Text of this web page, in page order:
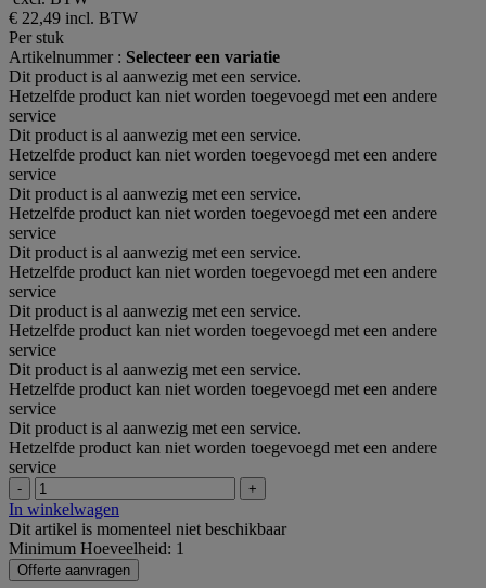
€ 22,49 incl. BTW
Per stuk
Artikelnummer : Selecteer een variatie
Dit product is al aanwezig met een service.
Hetzelfde product kan niet worden toegevoegd met een andere
service
Dit product is al aanwezig met een service.
Hetzelfde product kan niet worden toegevoegd met een andere
service
Dit product is al aanwezig met een service.
Hetzelfde product kan niet worden toegevoegd met een andere
service
Dit product is al aanwezig met een service.
Hetzelfde product kan niet worden toegevoegd met een andere
service
Dit product is al aanwezig met een service.
Hetzelfde product kan niet worden toegevoegd met een andere
service
Dit product is al aanwezig met een service.
Hetzelfde product kan niet worden toegevoegd met een andere
service
Dit product is al aanwezig met een service.
Hetzelfde product kan niet worden toegevoegd met een andere
service
- +
In winkelwagen
Dit artikel is momenteel niet beschikbaar
Minimum Hoeveelheid: 1
Offerte aanvragen